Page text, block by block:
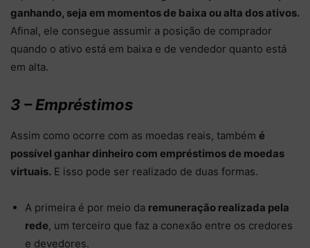
ganhando, seja em momentos de baixa ou alta dos ativos.
Afinal, ele consegue assumir a posição de comprador
quando o ativo está em baixa e de vendedor quanto está
em alta.
3 – Empréstimos
Assim como ocorre com as moedas reais, também é
possível ganhar dinheiro com empréstimos de moedas
virtuais. E isso pode ser realizado de duas formas.
A primeira é por meio da remuneração realizada pela
rede, um terceiro que faz a conexão entre os credores
e devedores.